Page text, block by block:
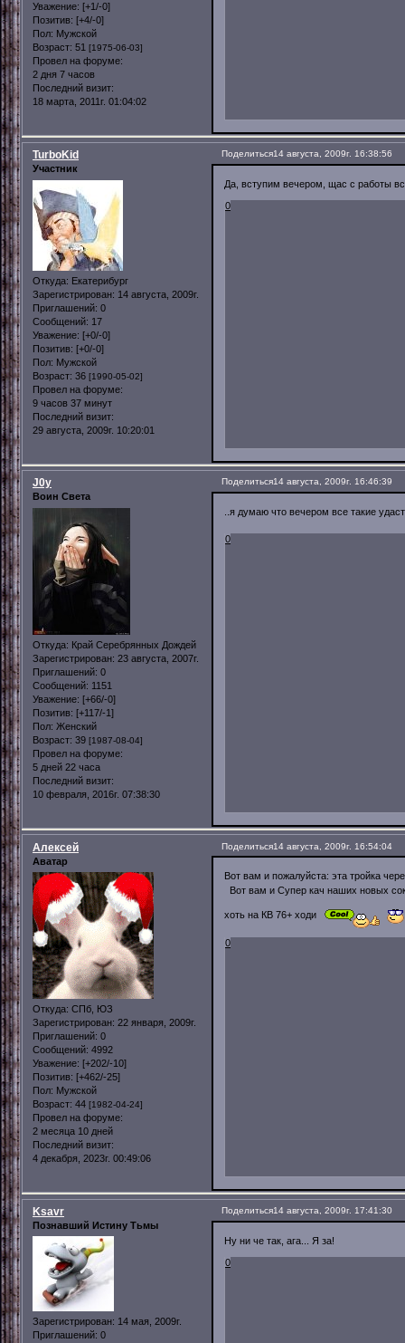
Уважение: [+1/-0]
Позитив: [+4/-0]
Пол: Мужской
Возраст: 51 [1975-06-03]
Провел на форуме:
2 дня 7 часов
Последний визит:
18 марта, 2011г. 01:04:02
Поделиться14 августа, 2009г. 16:38:56
TurboKid
Участник
Откуда: Екатерибург
Зарегистрирован: 14 августа, 2009г.
Приглашений: 0
Сообщений: 17
Уважение: [+0/-0]
Позитив: [+0/-0]
Пол: Мужской
Возраст: 36 [1990-05-02]
Провел на форуме:
9 часов 37 минут
Последний визит:
29 августа, 2009г. 10:20:01
Да, вступим вечером, щас с работы
0
Поделиться14 августа, 2009г. 16:46:39
J0y
Воин Света
Откуда: Край Серебрянных Дождей
Зарегистрирован: 23 августа, 2007г.
Приглашений: 0
Сообщений: 1151
Уважение: [+66/-0]
Позитив: [+117/-1]
Пол: Женский
Возраст: 39 [1987-08-04]
Провел на форуме:
5 дней 22 часа
Последний визит:
10 февраля, 2016г. 07:38:30
..я думаю что вечером все такие
0
Поделиться14 августа, 2009г. 16:54:04
Алексей
Аватар
Откуда: СПб, ЮЗ
Зарегистрирован: 22 января, 2009г.
Приглашений: 0
Сообщений: 4992
Уважение: [+202/-10]
Позитив: [+462/-25]
Пол: Мужской
Возраст: 44 [1982-04-24]
Провел на форуме:
2 месяца 10 дней
Последний визит:
4 декабря, 2023г. 00:49:06
Вот вам и пожалуйста: эта тройка
Вот вам и Супер кач наших новых
хоть на КВ 76+ ходи
0
Поделиться14 августа, 2009г. 17:41:30
Ksavr
Познавший Истину Тьмы
Зарегистрирован: 14 мая, 2009г.
Приглашений: 0
Ну ни че так, ага... Я за!
0